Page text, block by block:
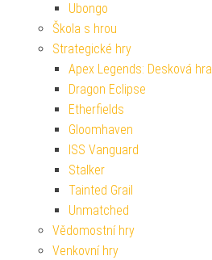
Ubongo
Škola s hrou
Strategické hry
Apex Legends: Desková hra
Dragon Eclipse
Etherfields
Gloomhaven
ISS Vanguard
Stalker
Tainted Grail
Unmatched
Vědomostní hry
Venkovní hry